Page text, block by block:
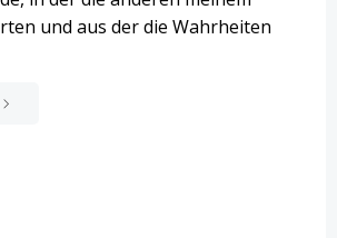
und aus der die Wahrheiten